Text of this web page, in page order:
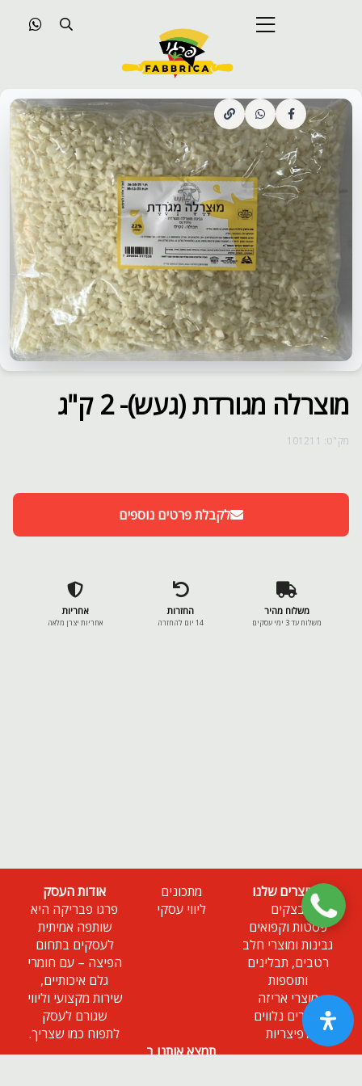
מוצרלה מגורדת (געש)- 2 ק"ג
מק"ט: 101211
לקבלת פרטים נוספים
משלוח מהיר
משלוח עד 3 ימי עסקים
החזרות
14 יום להחזרה
אחריות
אחריות יצרן מלאה
המוצרים שלנו
בצקים
פסטות וקפואים
גבינות ומוצרי חלב
רטבים, תבלינים
ותוספות
מוצרי אריזה
מוצרים נלווים
לפיצריות
מתכונים
ליווי עסקי
אודות העסק
פרגו פבריקה היא
שותפה אמיתית
לעסקים בתחום
הפיצה – עם חומרי
גלם איכותיים,
שירות מקצועי וליווי
שגורם לעסק
לתפוח כמו שצריך.
תמצא אותנו ב